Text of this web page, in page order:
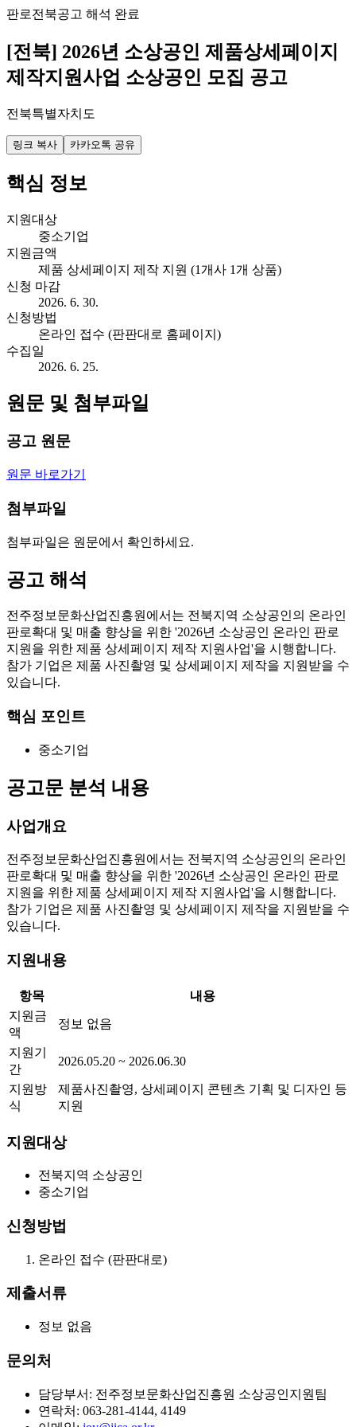
판로전북공고 해석 완료
[전북] 2026년 소상공인 제품상세페이지
제작지원사업 소상공인 모집 공고
전북특별자치도
링크 복사 카카오톡 공유
핵심 정보
지원대상
중소기업
지원금액
제품 상세페이지 제작 지원 (1개사 1개 상품)
신청 마감
2026. 6. 30.
신청방법
온라인 접수 (판판대로 홈페이지)
수집일
2026. 6. 25.
원문 및 첨부파일
공고 원문
원문 바로가기
첨부파일
첨부파일은 원문에서 확인하세요.
공고 해석
전주정보문화산업진흥원에서는 전북지역 소상공인의 온라인
판로확대 및 매출 향상을 위한 '2026년 소상공인 온라인 판로
지원을 위한 제품 상세페이지 제작 지원사업'을 시행합니다.
참가 기업은 제품 사진촬영 및 상세페이지 제작을 지원받을 수
있습니다.
핵심 포인트
중소기업
공고문 분석 내용
사업개요
전주정보문화산업진흥원에서는 전북지역 소상공인의 온라인
판로확대 및 매출 향상을 위한 '2026년 소상공인 온라인 판로
지원을 위한 제품 상세페이지 제작 지원사업'을 시행합니다.
참가 기업은 제품 사진촬영 및 상세페이지 제작을 지원받을 수
있습니다.
지원내용
항목
내용
지원금
액
정보 없음
지원기
간
2026.05.20 ~ 2026.06.30
지원방
식
제품사진촬영, 상세페이지 콘텐츠 기획 및 디자인 등
지원
지원대상
전북지역 소상공인
중소기업
신청방법
온라인 접수 (판판대로)
제출서류
정보 없음
문의처
담당부서: 전주정보문화산업진흥원 소상공인지원팀
연락처: 063-281-4144, 4149